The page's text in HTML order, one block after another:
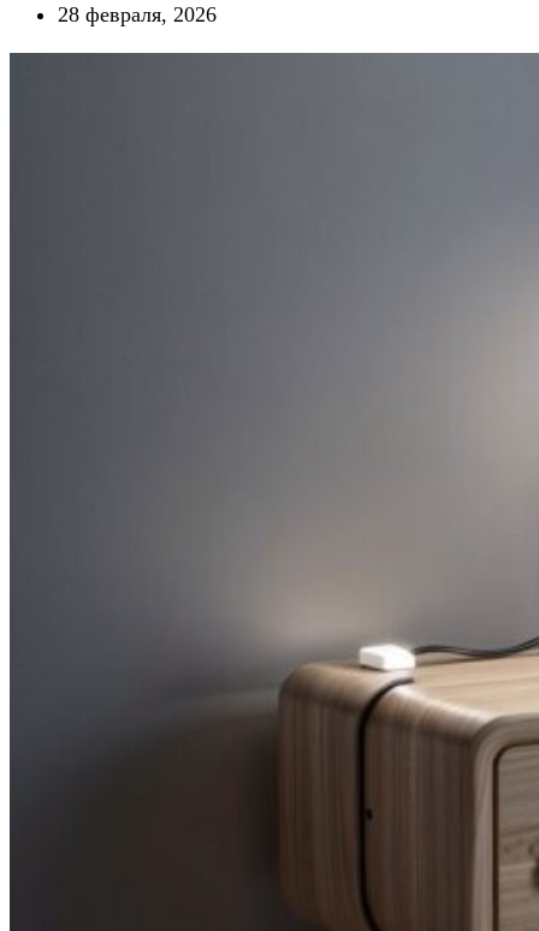
28 февраля, 2026